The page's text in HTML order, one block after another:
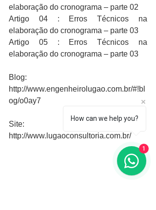
elaboração do cronograma – parte 02
Artigo 04 : Erros Técnicos na
elaboração do cronograma – parte 03
Artigo 05 : Erros Técnicos na
elaboração do cronograma – parte 03
Blog:
http://www.engenheirolugao.com.br/#!bl
og/o0ay7
Site:
http://www.lugaoconsultoria.com.br/
How can we help you?
1